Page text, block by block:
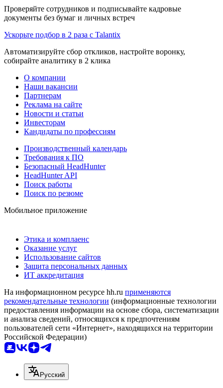
Проверяйте сотрудников и подписывайте кадровые
документы без бумаг и личных встреч
Ускорьте подбор в 2 раза с Talantix
Автоматизируйте сбор откликов, настройте воронку,
собирайте аналитику в 2 клика
О компании
Наши вакансии
Партнерам
Реклама на сайте
Новости и статьи
Инвесторам
Кандидаты по профессиям
Производственный календарь
Требования к ПО
Безопасный HeadHunter
HeadHunter API
Поиск работы
Поиск по резюме
Мобильное приложение
Этика и комплаенс
Оказание услуг
Использование сайтов
Защита персональных данных
ИТ аккредитация
На информационном ресурсе hh.ru применяются
рекомендательные технологии (информационные технологии
предоставления информации на основе сбора, систематизации
и анализа сведений, относящихся к предпочтениям
пользователей сети «Интернет», находящихся на территории
Российской Федерации)
Русский